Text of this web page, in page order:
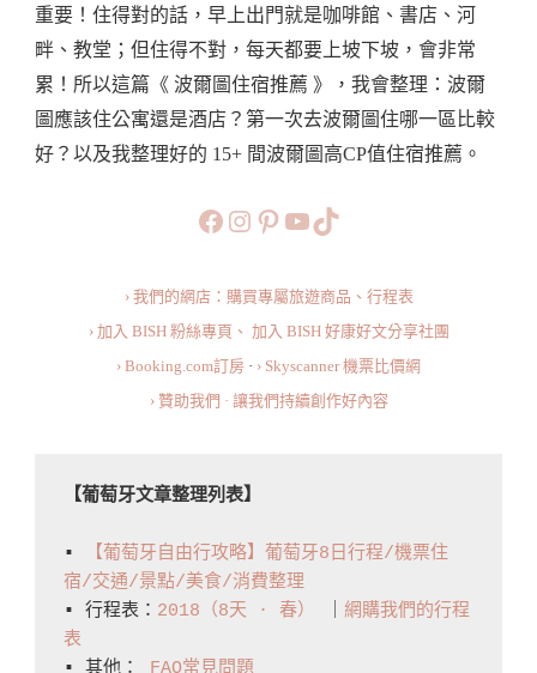
圖
住
宿
區
域
及
CP
值
住
宿
波
重要！住得對的話，早上出門就是咖啡館、書店、河
畔、教堂；但住得不對，每天都要上坡下坡，會非常
累！所以這篇《 波爾圖住宿推薦 》，我會整理：波爾
圖應該住公寓還是酒店？第一次去波爾圖住哪一區比較
好？以及我整理好的 15+ 間波爾圖高CP值住宿推薦。
https://www.facebook.com/
https://
https://
旅行美食小短片TikTok
› 我們的網店：購買專屬旅遊商品、行程表
› 加入 BISH 粉絲專頁、 加入 BISH 好康好文分享社團
› Booking.com訂房 · › Skyscanner 機票比價網
› 贊助我們 · 讓我們持續創作好內容
【葡萄牙文章整理列表】
▪️
【葡萄牙自由行攻略】葡萄牙8日行程/機票住
宿/交通/景點/美食/消費整理
▪️ 行程表： 2018（8天 · 春）
網購我們的行程
表
▪️ 其他： FAQ常見問題